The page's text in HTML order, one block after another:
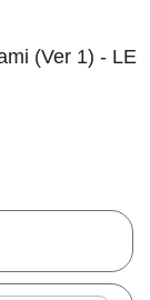
(Ver 1) - LE